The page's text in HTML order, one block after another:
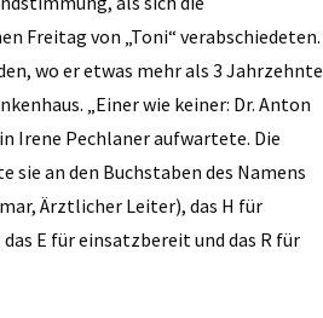
Freitag von „Toni“ verabschiedeten.
wo er etwas mehr als 3 Jahrzehnte
„Einer wie keiner: Dr. Anton
Irene Pechlaner aufwartete. Die
an den Buchstaben des Namens
Ärztlicher Leiter), das H für
E für einsatzbereit und das R für